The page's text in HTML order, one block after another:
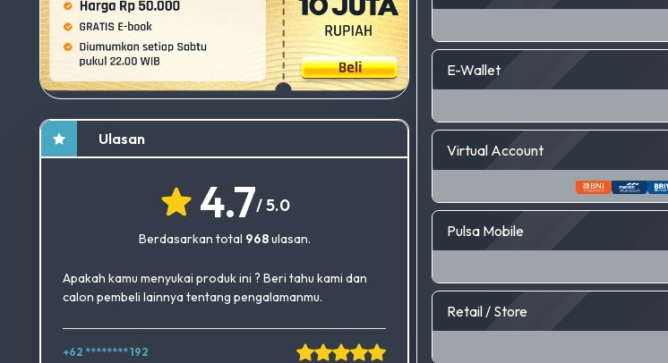
Ulasan
4.7/ 5.0
Berdasarkan total 968ulasan.
Apakah kamu menyukai produk ini ? Beri tahu kami dan
calon pembeli lainnya tentang pengalamanmu.
+62 ******** 192
E-Wallet
Virtual Account
Pulsa Mobile
Retail / Store